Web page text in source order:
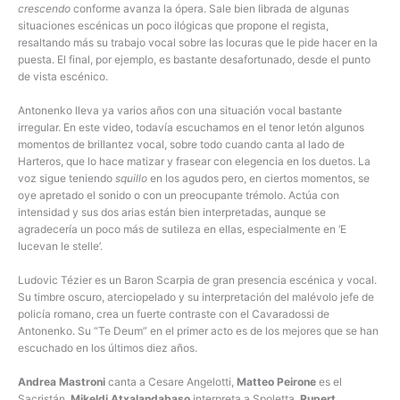
crescendo conforme avanza la ópera. Sale bien librada de algunas
situaciones escénicas un poco ilógicas que propone el regista,
resaltando más su trabajo vocal sobre las locuras que le pide hacer en la
puesta. El final, por ejemplo, es bastante desafortunado, desde el punto
de vista escénico.
Antonenko lleva ya varios años con una situación vocal bastante
irregular. En este video, todavía escuchamos en el tenor letón algunos
momentos de brillantez vocal, sobre todo cuando canta al lado de
Harteros, que lo hace matizar y frasear con elegencia en los duetos. La
voz sigue teniendo squillo en los agudos pero, en ciertos momentos, se
oye apretado el sonido o con un preocupante trémolo. Actúa con
intensidad y sus dos arias están bien interpretadas, aunque se
agradecería un poco más de sutileza en ellas, especialmente en ‘E
lucevan le stelle’.
Ludovic Tézier es un Baron Scarpia de gran presencia escénica y vocal.
Su timbre oscuro, aterciopelado y su interpretación del malévolo jefe de
policía romano, crea un fuerte contraste con el Cavaradossi de
Antonenko. Su “Te Deum” en el primer acto es de los mejores que se han
escuchado en los últimos diez años.
Andrea Mastroni canta a Cesare Angelotti, Matteo Peirone es el